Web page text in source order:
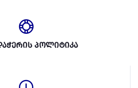
პოლიტიკა